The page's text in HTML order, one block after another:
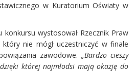
w Kuratorium Oświaty w
konkursu wystosował Rzecznik Praw
nie mógł uczestniczyć w finale
zawodowe. „Bardzo cieszy
której najmłodsi mają okazję do